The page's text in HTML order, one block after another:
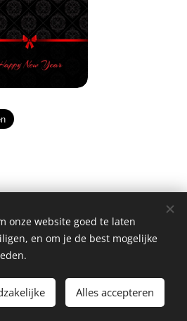
Kelly Style bv
dry.media Cookies
onze website goed te laten
en om je de best mogelijke
Alles accepteren